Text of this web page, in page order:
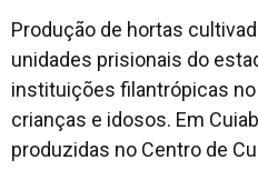
Produção de hortas
unidades prisionais do
instituições filantrópicas
crianças e idosos. Em
produzidas no Centro de